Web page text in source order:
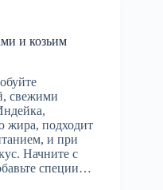
и козьим
свежими
жира, подходит
и при
Начните с
специи…